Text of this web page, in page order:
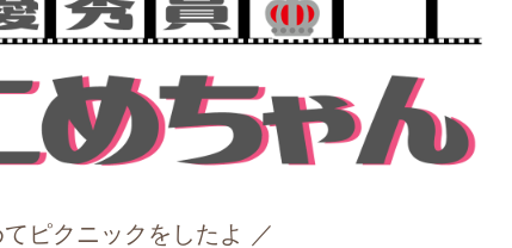
ピクニックをしたよ ／